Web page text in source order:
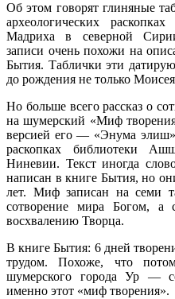
Об этом говорят глиняные
археологических
Мадриха в северной
записи очень похожи на
Бытия. Таблички эти
до рождения не только
Но больше всего рассказ о
на шумерский «Миф
версией его — «Энума
раскопках библиотеки
Ниневии. Текст иногда
написан в книге Бытия, но
лет. Миф записан на семи
сотворение мира Богом, а
восхвалению Творца.
В книге Бытия: 6 дней
трудом. Похоже, что
шумерского города Ур —
именно этот «миф творения».